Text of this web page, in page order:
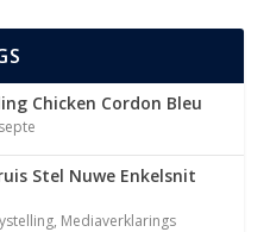
Chicken Cordon Bleu
Stel Nuwe Enkelsnit
, Mediaverklarings